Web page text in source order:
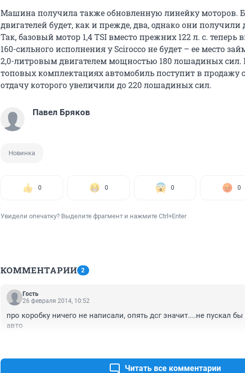
Машина получила также обновленную линейку моторов.
двигателей будет, как и прежде, два, однако они получили
Так, базовый мотор 1,4 TSI вместо прежних 122 л. с. теперь
160-сильного исполнения у Scirocco не будет – ее место
2,0-литровым двигателем мощностью 180 лошадиных сил.
топовых комплектациях автомобиль поступит в продажу с
отдачу которого увеличили до 220 лошадиных сил.
Павел Бряков
Новинка
0 0 0 0
Увидели опечатку? Выделите фрагмент и нажмите Ctrl+Enter
КОММЕНТАРИИ 2
Гость
26 февраля 2014, 10:52
про коробку ничего не написали, опять дсг значит....не пускал
авто
Читать все комментарии